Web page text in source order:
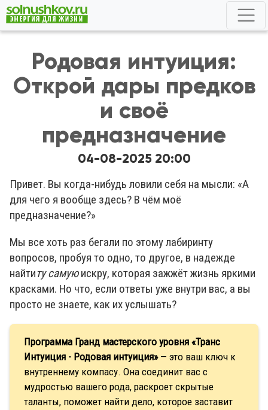
Родовая интуиция:
Открой дары предков
и своё
предназначение
04-08-2025 20:00
Привет. Вы когда-нибудь ловили себя на мысли: «А
для чего я вообще здесь? В чём моё
предназначение?»
Мы все хоть раз бегали по этому лабиринту
вопросов, пробуя то одно, то другое, в надежде
найтиту самуюискру, которая зажжёт жизнь яркими
красками. Но что, если ответы уже внутри вас, а вы
просто не знаете, как их услышать?
Программа Гранд мастерского уровня «Транс
Интуиция - Родовая интуиция»— это ваш ключ к
внутреннему компасу. Она соединит вас с
мудростью вашего рода, раскроет скрытые
таланты, поможет найти дело, которое заставит